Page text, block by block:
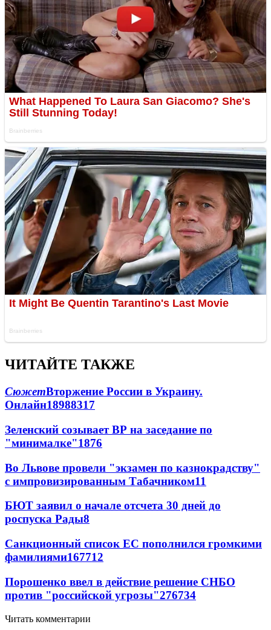
ЧИТАЙТЕ ТАКЖЕ
СюжетВторжение России в Украину.
Онлайн18988317
Зеленский созывает ВР на заседание по
"минималке"1876
Во Львове провели "экзамен по казнокрадству"
с импровизированным Табачником11
БЮТ заявил о начале отсчета 30 дней до
роспуска Рады8
Санкционный список ЕС пополнился громкими
фамилиями167712
Порошенко ввел в действие решение СНБО
против "российской угрозы"276734
Читать комментарии